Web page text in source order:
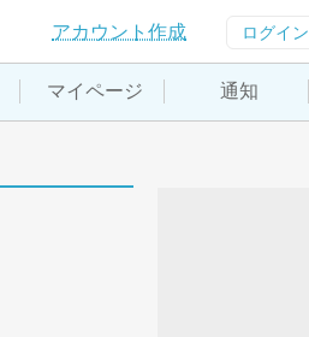
アカウント作成 ログイン
マイページ 通知